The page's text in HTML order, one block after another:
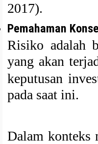
2017).
Pemahaman
Risiko adalah
yang akan
keputusan
pada saat ini.
Dalam konteks